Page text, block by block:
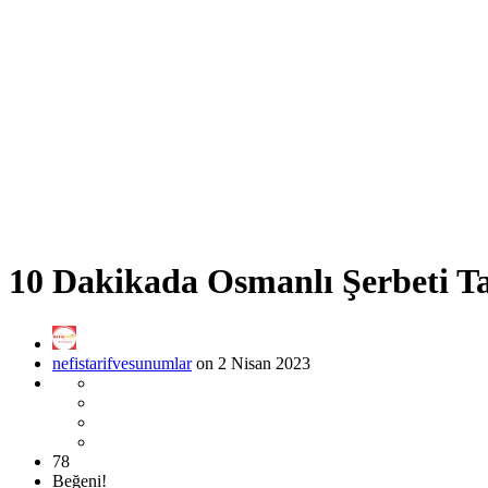
10 Dakikada Osmanlı Şerbeti
nefistarifvesunumlaron 2 Nisan 2023
78
Beğeni!